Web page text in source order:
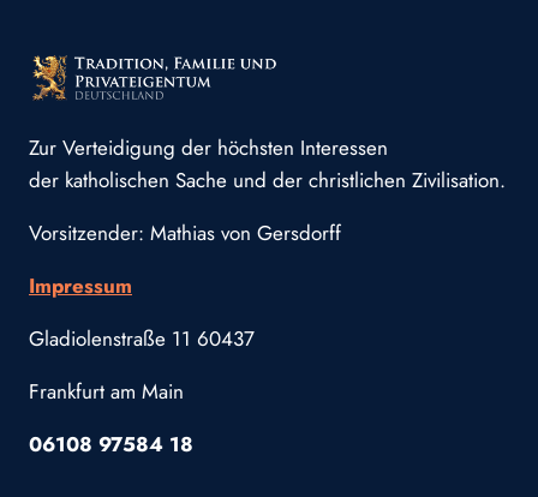
Zur Verteidigung der höchsten Interessen
der katholischen Sache und der christlichen Zivilisation.
Vorsitzender: Mathias von Gersdorff
Impressum
Gladiolenstraße 11 60437
Frankfurt am Main
06108 97584 18